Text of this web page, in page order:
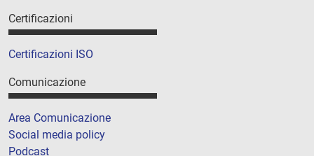
Certificazioni
Certificazioni ISO
Comunicazione
Area Comunicazione
Social media policy
Podcast